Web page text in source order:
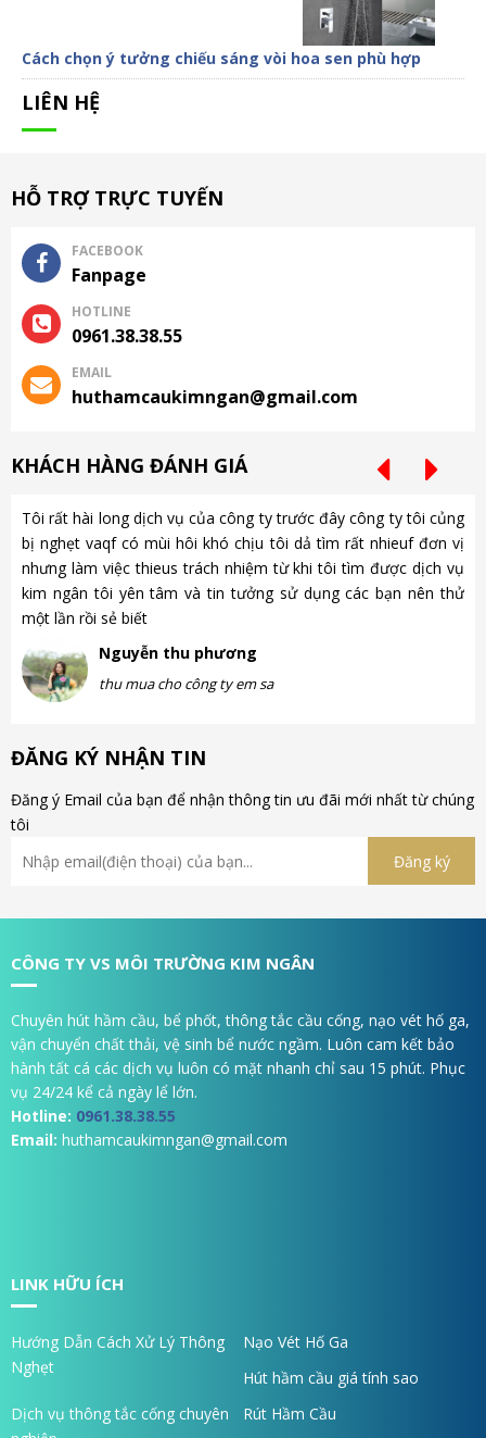
Cách chọn ý tưởng chiếu sáng vòi hoa sen phù hợp
LIÊN HỆ
HỖ TRỢ TRỰC TUYẾN
FACEBOOK
Fanpage
HOTLINE
0961.38.38.55
EMAIL
huthamcaukimngan@gmail.com
KHÁCH HÀNG ĐÁNH GIÁ
Tôi rất hài long dịch vụ của công ty trước đây công ty tôi củng
bị nghẹt vaqf có mùi hôi khó chịu tôi dả tìm rất nhieuf đơn vị
nhưng làm việc thieus trách nhiệm từ khi tôi tìm được dịch vụ
kim ngân tôi yên tâm và tin tưởng sử dụng các bạn nên thử
một lần rồi sẻ biết
Nguyễn thu phương
thu mua cho công ty em sa
ĐĂNG KÝ NHẬN TIN
Đăng ý Email của bạn để nhận thông tin ưu đãi mới nhất từ chúng
tôi
CÔNG TY VS MÔI TRƯỜNG KIM NGÂN
Chuyên hút hầm cầu, bể phốt, thông tắc cầu cống, nạo vét hố ga,
vận chuyển chất thải, vệ sinh bể nước ngầm. Luôn cam kết bảo
hành tất cá các dịch vụ luôn có mặt nhanh chỉ sau 15 phút. Phục
vụ 24/24 kể cả ngày lể lớn.
Hotline: 0961.38.38.55
Email: huthamcaukimngan@gmail.com
LINK HỮU ÍCH
Hướng Dẫn Cách Xử Lý Thông
Nghẹt
Nạo Vét Hố Ga
Hút hầm cầu giá tính sao
Dịch vụ thông tắc cống chuyên
Rút Hầm Cầu